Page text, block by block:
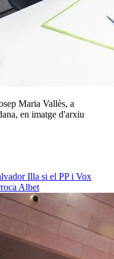
Maria Vallès, a
en imatge d'arxiu
Illa si el PP i Vox
Albet